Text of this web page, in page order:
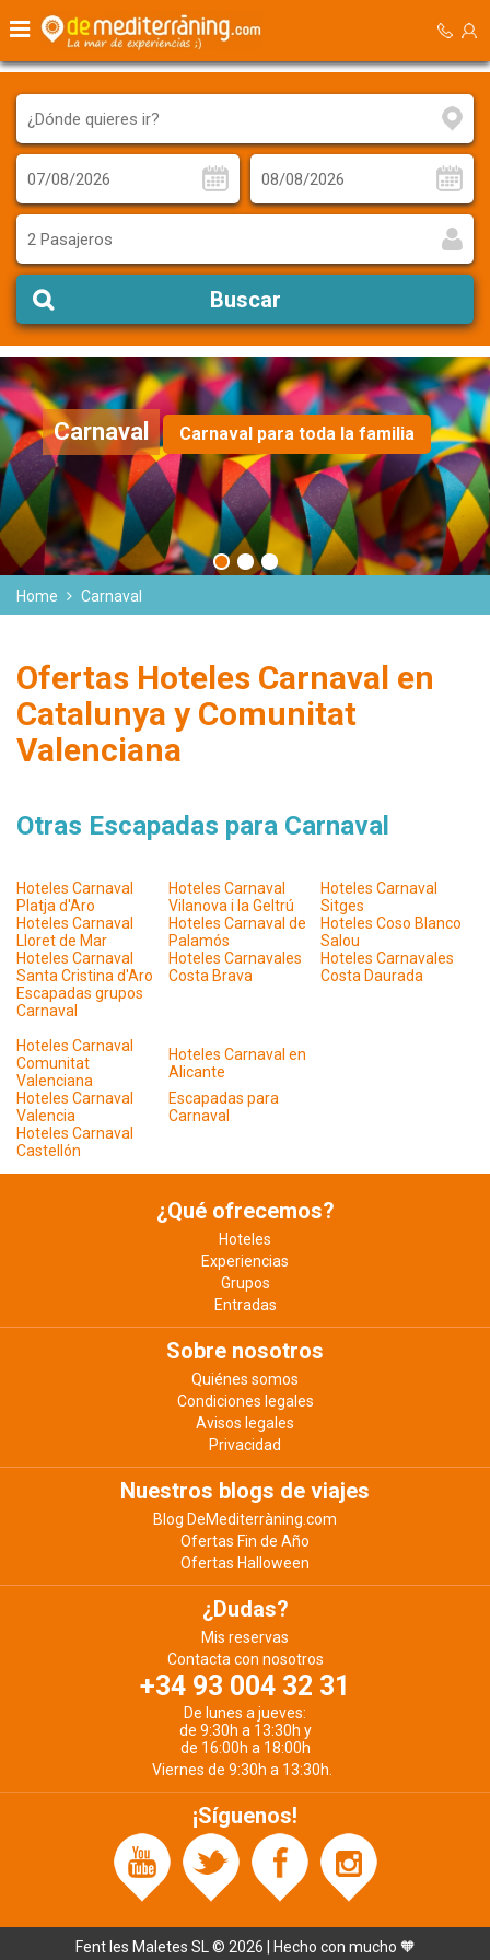
2 Pasajeros
Buscar
Carnaval Carnaval para toda la familia
Home Carnaval
Ofertas Hoteles Carnaval en
Catalunya y Comunitat
Valenciana
Otras Escapadas para Carnaval
Hoteles Carnaval
Platja d'Aro
Hoteles Carnaval
Vilanova i la Geltrú
Hoteles Carnaval
Sitges
Hoteles Carnaval
Lloret de Mar
Hoteles Carnaval de
Palamós
Hoteles Coso Blanco
Salou
Hoteles Carnaval
Santa Cristina d'Aro
Hoteles Carnavales
Costa Brava
Hoteles Carnavales
Costa Daurada
Escapadas grupos
Carnaval
Hoteles Carnaval
Comunitat
Valenciana
Hoteles Carnaval en
Alicante
Hoteles Carnaval
Valencia
Escapadas para
Carnaval
Hoteles Carnaval
Castellón
¿Qué ofrecemos?
Hoteles
Experiencias
Grupos
Entradas
Sobre nosotros
Quiénes somos
Condiciones legales
Avisos legales
Privacidad
Nuestros blogs de viajes
Blog DeMediterràning.com
Ofertas Fin de Año
Ofertas Halloween
¿Dudas?
Mis reservas
Contacta con nosotros
+34 93 004 32 31
De lunes a jueves:
de 9:30h a 13:30h y
de 16:00h a 18:00h
Viernes de 9:30h a 13:30h.
¡Síguenos!
Fent les Maletes SL © 2026 | Hecho con mucho 🧡